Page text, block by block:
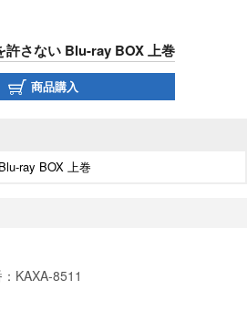
許さない Blu-ray BOX 上巻
商品購入
ray BOX 上巻
KAXA-8511